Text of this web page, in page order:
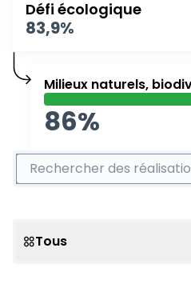
Défi écologique
83,9%
Milieux naturels,
86%
Rechercher des réalisations
Scope
Tous